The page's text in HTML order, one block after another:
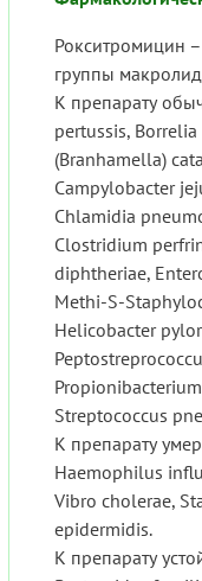
Рокситромицин
группы
К препарату
pertussis,
(Branhamella)
Campylobacter
Chlamidia
Clostridium
diphtheriae,
Methi-S-
Helicobacter
Streptococcus
К препарату
Haemophilus
Vibro cholerae,
epidermidis.
К препарату